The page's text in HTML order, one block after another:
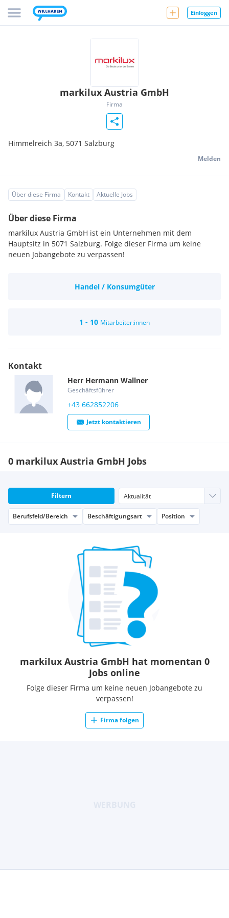
Einloggen
markilux Austria GmbH
Firma
Himmelreich 3a, 5071 Salzburg
Melden
Über diese Firma Kontakt Aktuelle Jobs
Über diese Firma
markilux Austria GmbH ist ein Unternehmen mit dem
Hauptsitz in 5071 Salzburg. Folge dieser Firma um keine
neuen Jobangebote zu verpassen!
Handel / Konsumgüter
1 - 10 Mitarbeiter:innen
Kontakt
Herr Hermann Wallner
Geschäftsführer
+43 662852206
Jetzt kontaktieren
0 markilux Austria GmbH Jobs
Filtern
Berufsfeld/Bereich Beschäftigungsart Position
markilux Austria GmbH hat momentan 0
Jobs online
Folge dieser Firma um keine neuen Jobangebote zu
verpassen!
Firma folgen